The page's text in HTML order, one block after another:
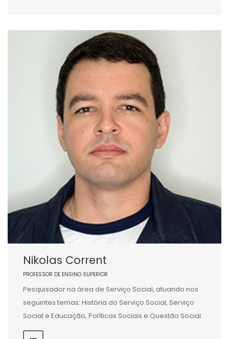
Nikolas Corrent
PROFESSOR DE ENSINO SUPERIOR
Pesquisador na área de Serviço Social, atuando nos
seguintes temas: História do Serviço Social, Serviço
Social e Educação, Políticas Sociais e Questão Social.